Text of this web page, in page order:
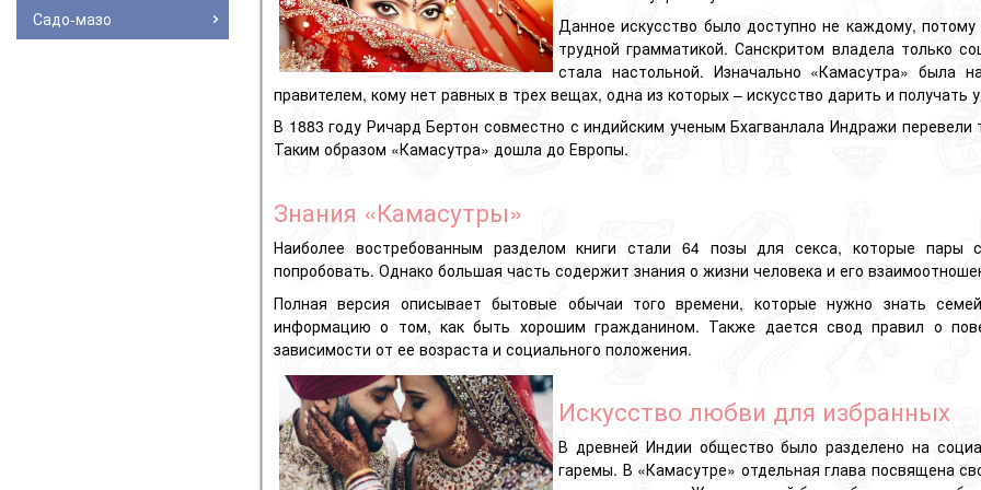
Садо-мазо
Данное искусство было доступно не каждому,
трудной грамматикой. Санскритом владела только
стала настольной. Изначально «Камасутра» была
правителем, кому нет равных в трех вещах, одна из которых – искусство дарить и получать
В 1883 году Ричард Бертон совместно с индийским ученым Бхагванлала Индражи перевели
Таким образом «Камасутра» дошла до Европы.
Знания «Камасутры»
Наиболее востребованным разделом книги стали 64 позы для секса, которые пары
попробовать. Однако большая часть содержит знания о жизни человека и его
Полная версия описывает бытовые обычаи того времени, которые нужно знать
информацию о том, как быть хорошим гражданином. Также дается свод правил о
зависимости от ее возраста и социального положения.
Искусство любви для избранных
В древней Индии общество было разделено на
гаремы. В «Камасутре» отдельная глава посвящена